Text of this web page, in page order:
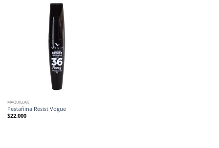
MAQUILLAJE
Pestañina Resist Vogue
$22.000